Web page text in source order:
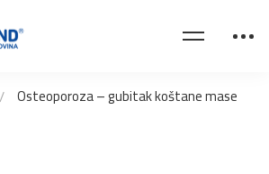
Osteoporoza – gubitak koštane mase